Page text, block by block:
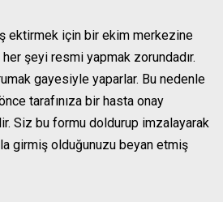
ektirmek için bir ekim merkezine
şeyi resmi yapmak zorundadır.
gayesiyle yaparlar. Bu nedenle
tarafınıza bir hasta onay
Siz bu formu doldurup imzalayarak
girmiş olduğunuzu beyan etmiş